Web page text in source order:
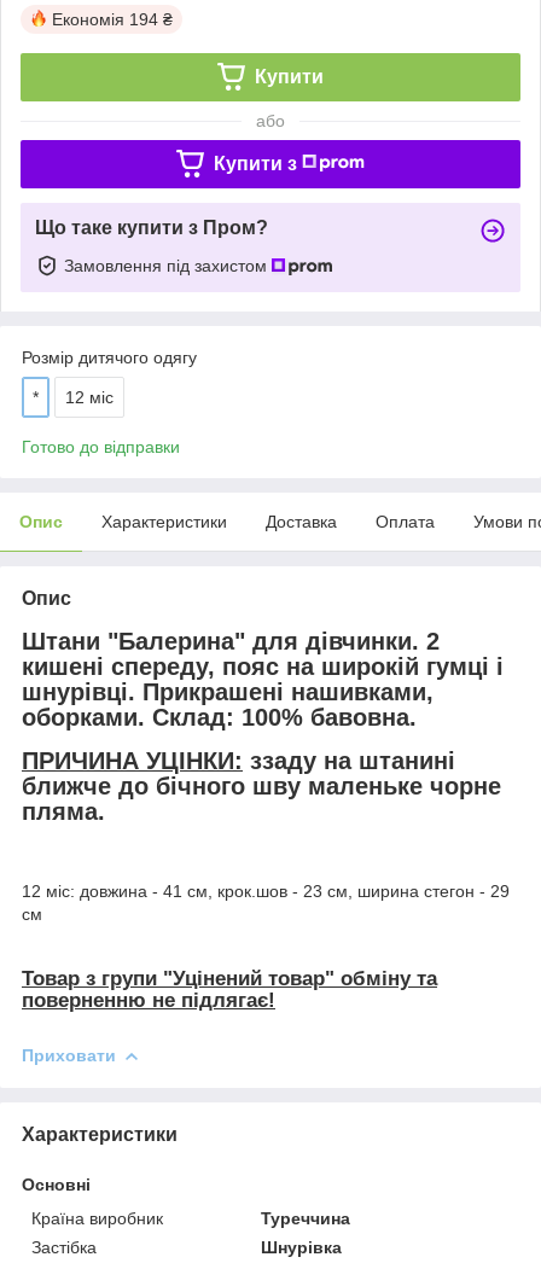
Економія 194 ₴
Купити
або
Купити з
Що таке купити з Пром?
Замовлення під захистом
Розмір дитячого одягу
* 12 міс
Готово до відправки
Опис Характеристики Доставка Оплата Умови
Опис
Штани "Балерина" для дівчинки. 2
кишені спереду, пояс на широкій гумці і
шнурівці. Прикрашені нашивками,
оборками. Склад: 100% бавовна.
ПРИЧИНА УЦІНКИ: ззаду на штанині
ближче до бічного шву маленьке чорне
пляма.
12 міс: довжина - 41 см, крок.шов - 23 см, ширина стегон - 29
см
Товар з групи "Уцінений товар" обміну та
поверненню не підлягає!
Приховати
Характеристики
Основні
Країна виробник
Туреччина
Застібка
Шнурівка